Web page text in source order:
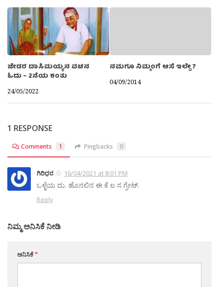
ಜೇಡರ ದಾಸಿಮಯ್ಯನ ವಚನ
ಓದು – 2ನೆಯ ಕಂತು
24/05/2022
ನಮಗೂ ನಿಮ್ಮಂಗೆ ಆಸೆ ಇಲ್ವೇ ?
04/09/2014
1 RESPONSE
Comments 1 Pingbacks 0
ಗಿರಿಧರ 16/04/2021 at 8:01 PM
ಒಳ್ಳೆಯ ದು. ಹೊನಲಿನ ಈ ಕೆ ಲ ಸ ಗ್ರೇಟ್.
Reply
ನಿಮ್ಮ ಅನಿಸಿಕೆ ನೀಡಿ
ಅನಿಸಿಕೆ*